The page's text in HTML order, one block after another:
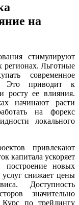
на
стимулируют
регионах. Льготные
современное
Это приводит к
росту ее влияния.
начинают расти
на форекс
локального
привлекают
капитала ускоряет
построение новых
снижает цены
Доступность
значительно
Курс по трейдингу